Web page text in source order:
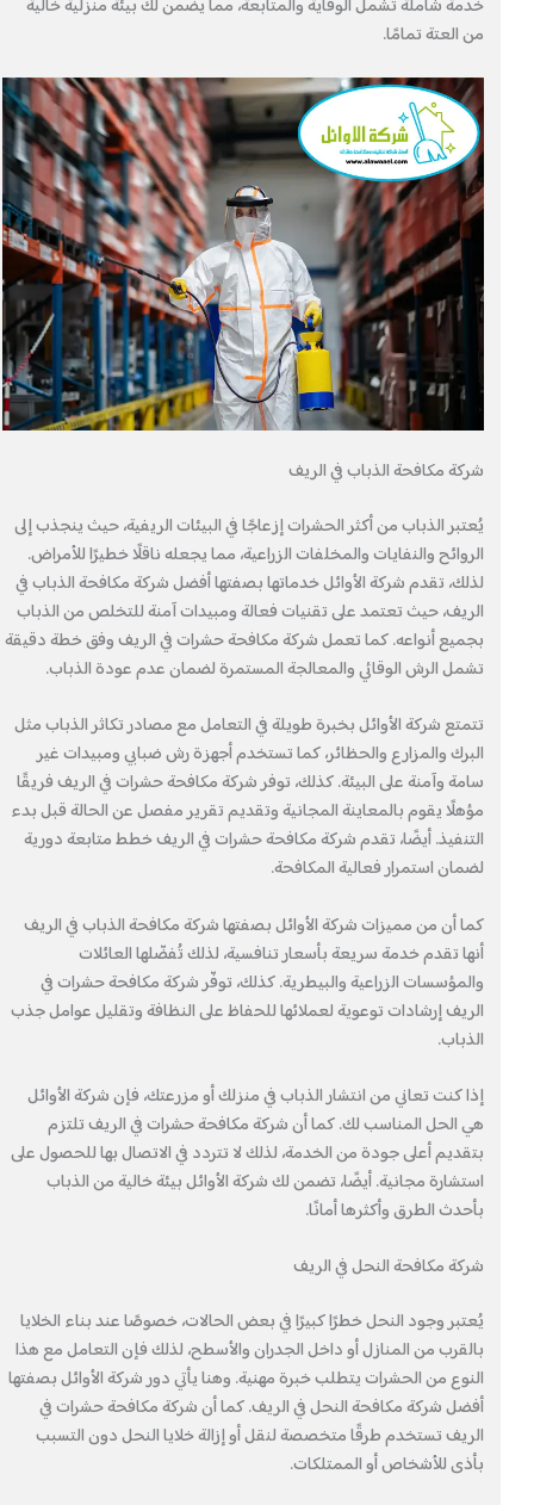
خدمة شاملة تشمل الوقاية والمتابعة، مما يضمن لك بيئة منزلية خالية
من العتة تمامًا.
شركة مكافحة الذباب في الريف
يُعتبر الذباب من أكثر الحشرات إزعاجًا في البيئات الريفية، حيث ينجذب إلى
الروائح والنفايات والمخلفات الزراعية، مما يجعله ناقلًا خطيرًا للأمراض.
لذلك، تقدم شركة الأوائل خدماتها بصفتها أفضل شركة مكافحة الذباب في
الريف، حيث تعتمد على تقنيات فعالة ومبيدات آمنة للتخلص من الذباب
بجميع أنواعه. كما تعمل شركة مكافحة حشرات في الريف وفق خطة دقيقة
تشمل الرش الوقائي والمعالجة المستمرة لضمان عدم عودة الذباب.
تتمتع شركة الأوائل بخبرة طويلة في التعامل مع مصادر تكاثر الذباب مثل
البرك والمزارع والحظائر، كما تستخدم أجهزة رش ضبابي ومبيدات غير
سامة وآمنة على البيئة. كذلك، توفر شركة مكافحة حشرات في الريف فريقًا
مؤهلًا يقوم بالمعاينة المجانية وتقديم تقرير مفصل عن الحالة قبل بدء
التنفيذ. أيضًا، تقدم شركة مكافحة حشرات في الريف خطط متابعة دورية
لضمان استمرار فعالية المكافحة.
كما أن من مميزات شركة الأوائل بصفتها شركة مكافحة الذباب في الريف
أنها تقدم خدمة سريعة بأسعار تنافسية، لذلك تُفضّلها العائلات
والمؤسسات الزراعية والبيطرية. كذلك، توفّر شركة مكافحة حشرات في
الريف إرشادات توعوية لعملائها للحفاظ على النظافة وتقليل عوامل جذب
الذباب.
إذا كنت تعاني من انتشار الذباب في منزلك أو مزرعتك، فإن شركة الأوائل
هي الحل المناسب لك. كما أن شركة مكافحة حشرات في الريف تلتزم
بتقديم أعلى جودة من الخدمة، لذلك لا تتردد في الاتصال بها للحصول على
استشارة مجانية. أيضًا، تضمن لك شركة الأوائل بيئة خالية من الذباب
بأحدث الطرق وأكثرها أمانًا.
شركة مكافحة النحل في الريف
يُعتبر وجود النحل خطرًا كبيرًا في بعض الحالات، خصوصًا عند بناء الخلايا
بالقرب من المنازل أو داخل الجدران والأسطح، لذلك فإن التعامل مع هذا
النوع من الحشرات يتطلب خبرة مهنية. وهنا يأتي دور شركة الأوائل بصفتها
أفضل شركة مكافحة النحل في الريف. كما أن شركة مكافحة حشرات في
الريف تستخدم طرقًا متخصصة لنقل أو إزالة خلايا النحل دون التسبب
بأذى للأشخاص أو الممتلكات.